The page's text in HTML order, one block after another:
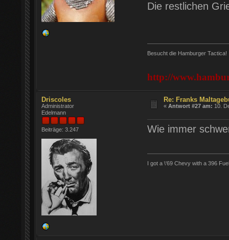
Die restlichen
Besucht die Hamburger Tactica!
http://
Driscoles
Administrator
Edelmann
Beiträge: 3.247
Re: Franks
«Antwort #27 am: 10.
Wie immer
I got a \'69 Chevy with a 396